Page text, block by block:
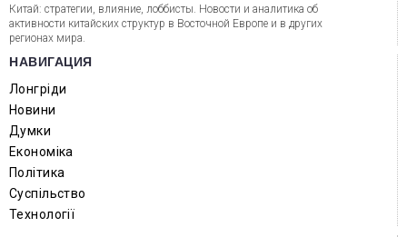
Китай: стратегии, влияние, лоббисты. Новости и аналитика об
активности китайских структур в Восточной Европе и в других
регионах мира.
НАВИГАЦИЯ
Лонгріди
Новини
Думки
Економіка
Політика
Суспільство
Технології